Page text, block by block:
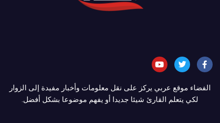
الفضاء موقع عربي يركز على نقل معلومات وأخبار مفيدة إلى الزوار
لكي يتعلم القارئ شيئا جديدا أو يفهم موضوعا بشكل أفضل.